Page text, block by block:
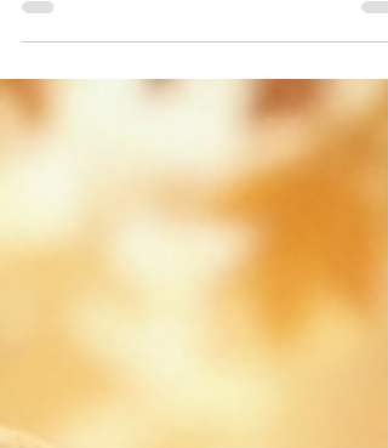
respeitosa e sincera. Nenhum psicologo serio irá
se ofender, muito menos desistir do paciente.